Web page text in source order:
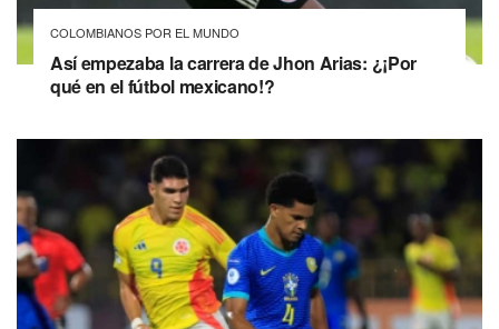
COLOMBIANOS POR EL MUNDO
Así empezaba la carrera de Jhon Arias: ¿¡Por
qué en el fútbol mexicano!?